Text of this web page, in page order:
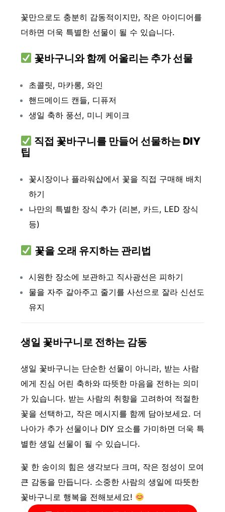
꽃만으로도 충분히 감동적이지만, 작은 아이디어를
더하면 더욱 특별한 선물이 될 수 있습니다.
꽃바구니와 함께 어울리는 추가 선물
초콜릿, 마카롱, 와인
핸드메이드 캔들, 디퓨저
생일 축하 풍선, 미니 케이크
직접 꽃바구니를 만들어 선물하는 DIY
팁
꽃시장이나 플라워샵에서 꽃을 직접 구매해 배치
하기
나만의 특별한 장식 추가 (리본, 카드, LED 장식
등)
꽃을 오래 유지하는 관리법
시원한 장소에 보관하고 직사광선은 피하기
물을 자주 갈아주고 줄기를 사선으로 잘라 신선도
유지
생일 꽃바구니로 전하는 감동
생일 꽃바구니는 단순한 선물이 아니라, 받는 사람
에게 진심 어린 축하와 따뜻한 마음을 전하는 의미
가 있습니다. 받는 사람의 취향을 고려하여 적절한
꽃을 선택하고, 작은 메시지를 함께 담아보세요. 더
나아가 추가 선물이나 DIY 요소를 가미하면 더욱 특
별한 생일 선물이 될 수 있습니다.
꽃 한 송이의 힘은 생각보다 크며, 작은 정성이 모여
큰 감동을 만듭니다. 소중한 사람의 생일에 따뜻한
꽃바구니로 행복을 전해보세요!